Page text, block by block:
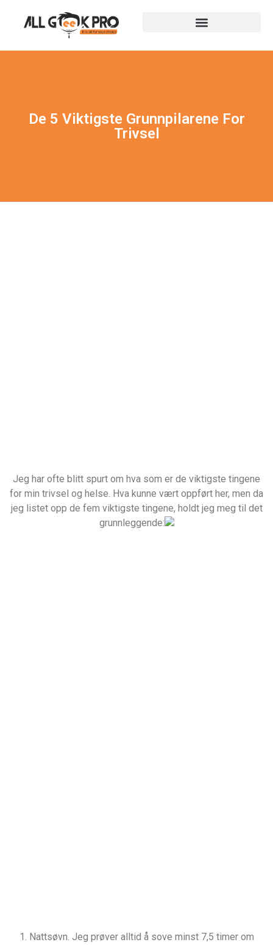
De 5 Viktigste Grunnpilarene For
Trivsel
Jeg har ofte blitt spurt om hva som er de viktigste tingene
for min trivsel og helse. Hva kunne vært oppført her, men da
jeg listet opp de fem viktigste tingene, holdt jeg meg til det
grunnleggende:
1. Nattsøvn. Jeg prøver alltid å sove minst 7,5 timer om